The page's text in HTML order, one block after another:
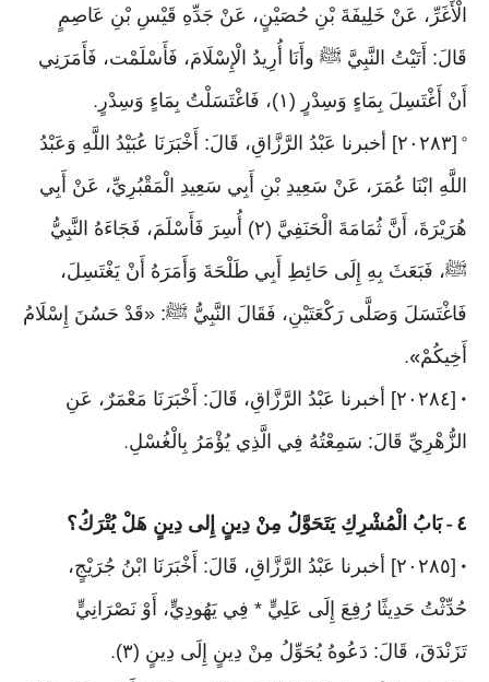
الْأَغَرِّ، عَنْ خَلِيفَةَ بْنِ حُصَيْنٍ، عَنْ جَدِّهِ قَيْسِ بْنِ عَاصِمٍ
قَالَ: أَتَيْتُ النَّبِيَّ ﷺ وأَنَا أُرِيدُ الْإِسْلَامَ، فَأَسْلَمْت، فَأَمَرَنِي
أَنْ أَغْتَسِلَ بِمَاءٍ وَسِدْرٍ (١)، فَاغْتَسَلْتُ بِمَاءٍ وَسِدْرٍ
.
°
[٢٠٢٨٣] أخبرنا عَبْدُ الرَّزَّاقِ، قَالَ: أَخْبَرَنَا عُبَيْدُ اللَّهِ وَعَبْدُ
اللَّهِ ابْنَا عُمَرَ، عَنْ سَعِيدِ بْنِ أَبِي سَعِيدِ الْمَقْبُرِيِّ، عَنْ أَبِي
هُرَيْرَةَ، أَنَّ ثُمَامَةَ الْحَنَفِيَّ (٢) أُسِرَ فَأَسْلَمَ، فَجَاءَهُ النَّبِيُّ
ﷺ، فَبَعَثَ بِهِ إِلَى حَائِطِ أَبِي طَلْحَةَ وَأَمَرَهُ أَنْ يَغْتَسِلَ،
فَاغْتَسَلَ وَصَلَّى رَكْعَتَيْنِ، فَقَالَ النَّبِيُّ ﷺ: «قَدْ حَسُنَ إِسْلَامُ
أَخِيكُمْ».
•
[٢٠٢٨٤] أخبرنا عَبْدُ الرَّزَّاقِ، قَالَ: أَخْبَرَنَا مَعْمَرٌ، عَنِ
الزُّهْرِيِّ قَالَ: سَمِعْتُهُ فِي الَّذِي يُؤْمَرُ بِالْغُسْلِ.
٤ -بَابُ الْمُشْرِكِ يَتَحَوَّلُ مِنْ دِينٍ إِلى دِينٍ هَلْ يُتْرَكُ؟
•
[٢٠٢٨٥] أخبرنا عَبْدُ الرَّزَّاقِ، قَالَ: أَخْبَرَنَا ابْنُ جُرَيْجٍ،
حُدِّثْتُ حَدِيثًا رُفِعَ إِلَى عَلِيٍّ * فِي يَهُودِيٍّ، أَوْ نَصْرَانِيٍّ
تَزَنْدَقَ، قَالَ: دَعُوهُ يُحَوِّلُ مِنْ دِينٍ إِلَى دِينٍ (٣)
.